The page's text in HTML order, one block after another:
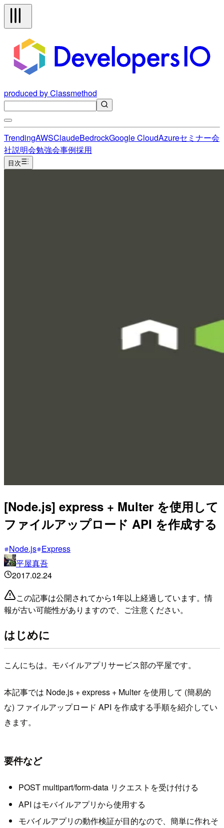
produced by Classmethod
TrendingAWSClaudeBedrockGoogle CloudAzureセミナー会
社説明会勉強会事例採用
目次
[Node.js] express + Multer を使用して
ファイルアップロード API を作成する
Node.js Express
平屋真吾
2017.02.24
この記事は公開されてから1年以上経過しています。情
報が古い可能性がありますので、ご注意ください。
はじめに
こんにちは。モバイルアプリサービス部の平屋です。
本記事では Node.js + express + Multer を使用して (簡易的
な) ファイルアップロード API を作成する手順を紹介してい
きます。
要件など
POST multipart/form-data リクエストを受け付ける
API はモバイルアプリから使用する
モバイルアプリの動作検証が目的なので、簡単に作れそ